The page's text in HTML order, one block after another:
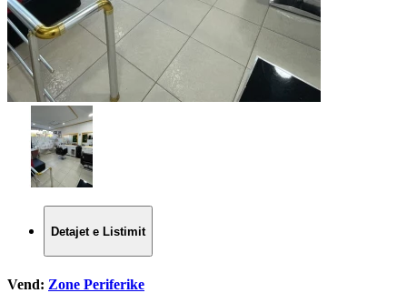
Detajet e Listimit
Vend: Zone Periferike